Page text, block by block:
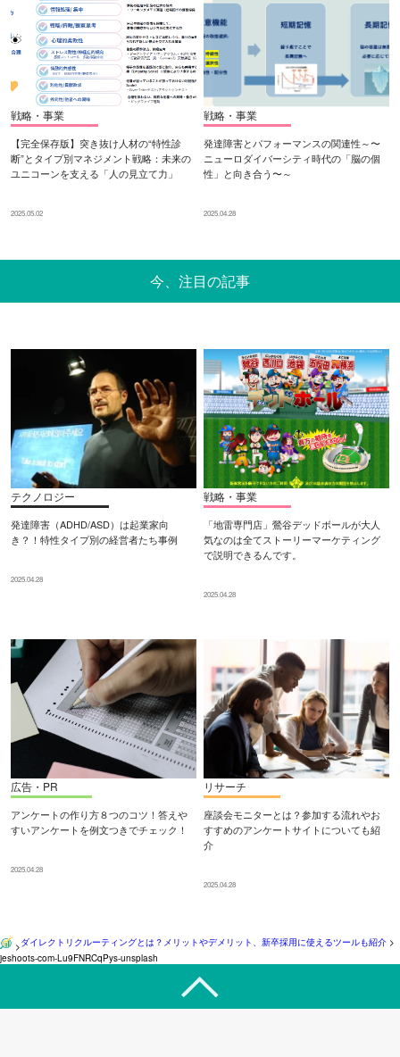
戦略・事業
【完全保存版】突き抜け人材の“特性診
断”とタイプ別マネジメント戦略：未来の
ユニコーンを支える「人の見立て力」
2025.05.02
戦略・事業
発達障害とパフォーマンスの関連性～〜
ニューロダイバーシティ時代の「脳の個
性」と向き合う〜～
2025.04.28
今、注目の記事
テクノロジー
発達障害（ADHD/ASD）は起業家向
き？！特性タイプ別の経営者たち事例
2025.04.28
戦略・事業
「地雷専門店」鶯谷デッドボールが大人
気なのは全てストーリーマーケティング
で説明できるんです。
2025.04.28
広告・PR
アンケートの作り方８つのコツ！答えや
すいアンケートを例文つきでチェック！
2025.04.28
リサーチ
座談会モニターとは？参加する流れやお
すすめのアンケートサイトについても紹
介
2025.04.28
>ダイレクトリクルーティングとは？メリットやデメリット、新卒採用に使えるツールも紹介>
jeshoots-com-Lu9FNRCqPys-unsplash